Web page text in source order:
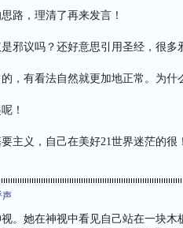
路，理清了再来发言！
邪议吗？还好意思引用圣经，很多
，有看法自然就更加地正常。为
！
主义，自己在美好21世界迷茫的
声
。她在神视中看见自己站在一块